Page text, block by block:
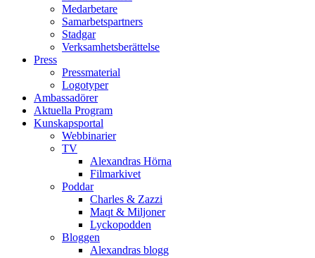
Medarbetare
Samarbetspartners
Stadgar
Verksamhetsberättelse
Press
Pressmaterial
Logotyper
Ambassadörer
Aktuella Program
Kunskapsportal
Webbinarier
TV
Alexandras Hörna
Filmarkivet
Poddar
Charles & Zazzi
Maqt & Miljoner
Lyckopodden
Bloggen
Alexandras blogg